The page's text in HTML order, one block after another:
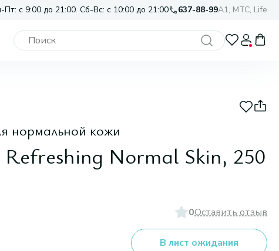
Пт: с 9:00 до 21:00. Сб-Вс: с 10:00 до 21:00 637-88-99A1, МТС, Life
нормальной кожи
Normal Skin, 250
0Оставить отзыв
В лист ожидания